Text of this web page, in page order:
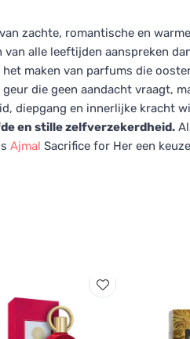
zachte, romantische en
alle leeftijden aanspreken
maken van parfums die
die geen aandacht vraagt,
diepgang en innerlijke kracht
en stille zelfverzekerdheid.
Ajmal Sacrifice for Her een